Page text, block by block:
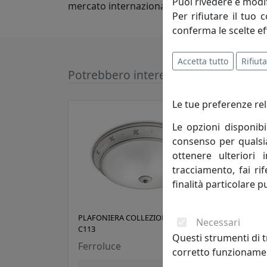
mercato internazionale.
Potrebbero interessarti
PLAFONIERA COLLEZIONE CAPUA
C113
Ferroluce
Per rifiutare il tuo
conferma le scelte
Accetta tutto
Le tue preferenze
Le opzioni
consenso per
ottenere ulteriori
tracciamento, fai
finalità particolare
Necessari
Questi strumenti di
corretto